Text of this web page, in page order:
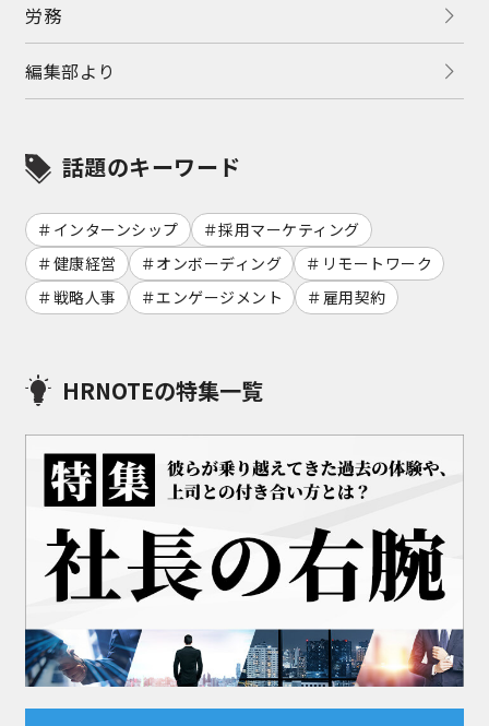
労務
編集部より
話題のキーワード
インターンシップ
採用マーケティング
健康経営
オンボーディング
リモートワーク
戦略人事
エンゲージメント 雇用契約
HRNOTEの特集一覧